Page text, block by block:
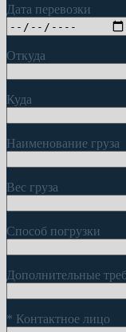
Дата перевозки
Откуда
Куда
Наименование груза
Вес груза
Способ погрузки
Дополнительные
* Контактное лицо